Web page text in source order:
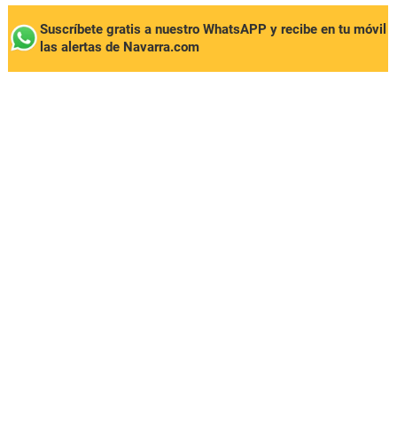
Suscríbete gratis a nuestro WhatsAPP y recibe en tu móvil
las alertas de Navarra.com